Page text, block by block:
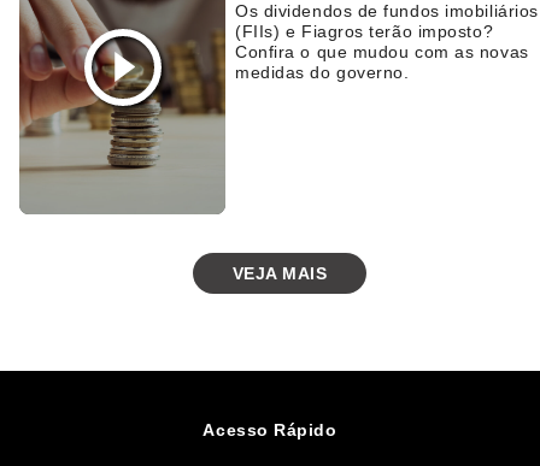
Os dividendos de fundos imobiliários
(FIIs) e Fiagros terão imposto?
Confira o que mudou com as novas
medidas do governo.
VEJA MAIS
Acesso Rápido